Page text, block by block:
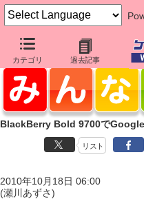
カテゴリ 過去記事
BlackBerry Bold 9700でGoogle
リスト
2010年10月18日 06:00
(瀬川あずさ)